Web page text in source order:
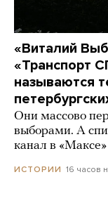
«Виталий
«Транспорт
называются
Они массово
выборами. А
канал в
ИСТОРИИ 16 часов